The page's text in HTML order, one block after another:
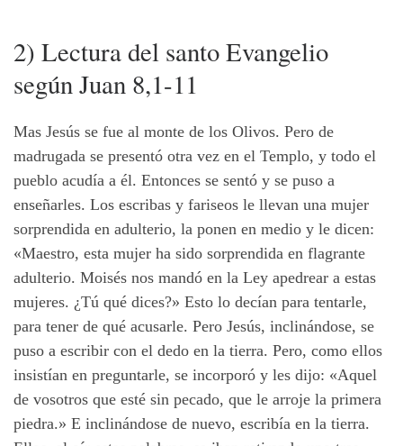
2) Lectura del santo Evangelio
según Juan 8,1-11
Mas Jesús se fue al monte de los Olivos. Pero de
madrugada se presentó otra vez en el Templo, y todo el
pueblo acudía a él. Entonces se sentó y se puso a
enseñarles. Los escribas y fariseos le llevan una mujer
sorprendida en adulterio, la ponen en medio y le dicen:
«Maestro, esta mujer ha sido sorprendida en flagrante
adulterio. Moisés nos mandó en la Ley apedrear a estas
mujeres. ¿Tú qué dices?» Esto lo decían para tentarle,
para tener de qué acusarle. Pero Jesús, inclinándose, se
puso a escribir con el dedo en la tierra. Pero, como ellos
insistían en preguntarle, se incorporó y les dijo: «Aquel
de vosotros que esté sin pecado, que le arroje la primera
piedra.» E inclinándose de nuevo, escribía en la tierra.